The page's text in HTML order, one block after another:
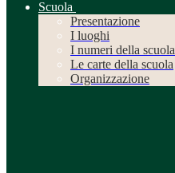
Scuola
Presentazione
I luoghi
I numeri della scuola
Le carte della scuola
Organizzazione